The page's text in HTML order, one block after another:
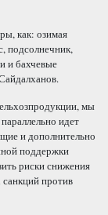
как: озимая
подсолнечник,
и бахчевые
мы
идет
и дополнительно
поддержки
риски снижения
против